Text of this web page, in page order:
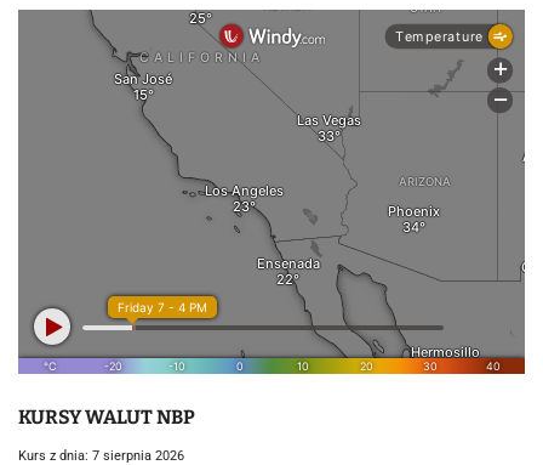
KURSY WALUT NBP
Kurs z dnia: 7 sierpnia 2026